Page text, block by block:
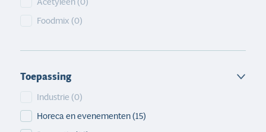
Foodmix(0)
Toepassing
Toepassing
Industrie(0)
Horeca en evenementen(15)